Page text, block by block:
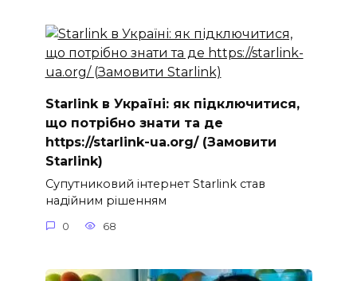
Starlink в Україні: як підключитися,
що потрібно знати та де
https://starlink-ua.org/ (Замовити
Starlink)
Супутниковий інтернет Starlink став
надійним рішенням
0 68